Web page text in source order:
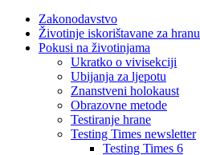
Zakonodavstvo
Životinje iskorištavane za hranu
Pokusi na životinjama
Ukratko o vivisekciji
Ubijanja za ljepotu
Znanstveni holokaust
Obrazovne metode
Testiranje hrane
Testing Times newsletter
Testing Times 6